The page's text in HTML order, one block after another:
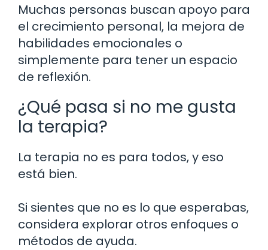
Muchas personas buscan apoyo para
el crecimiento personal, la mejora de
habilidades emocionales o
simplemente para tener un espacio
de reflexión.
¿Qué pasa si no me gusta
la terapia?
La terapia no es para todos, y eso
está bien.
Si sientes que no es lo que esperabas,
considera explorar otros enfoques o
métodos de ayuda.